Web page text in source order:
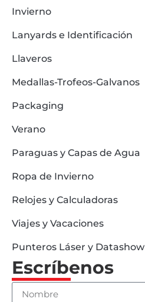
Invierno
Lanyards e Identificación
Llaveros
Medallas-Trofeos-Galvanos
Packaging
Verano
Paraguas y Capas de Agua
Ropa de Invierno
Relojes y Calculadoras
Viajes y Vacaciones
Punteros Láser y Datashow
Escríbenos